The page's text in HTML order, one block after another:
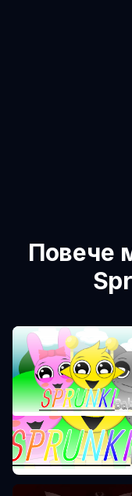
Повече
Sprunki Phase